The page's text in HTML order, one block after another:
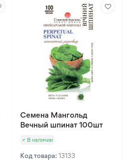
Семена Мангольд
Вечный шпинат 100шт
В наличии
Код товара: 13133